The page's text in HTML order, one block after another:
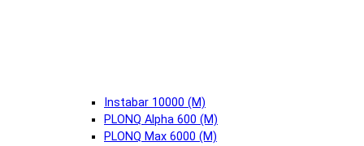
Instabar 10000 (М)
PLONQ Alpha 600 (М)
PLONQ Max 6000 (М)